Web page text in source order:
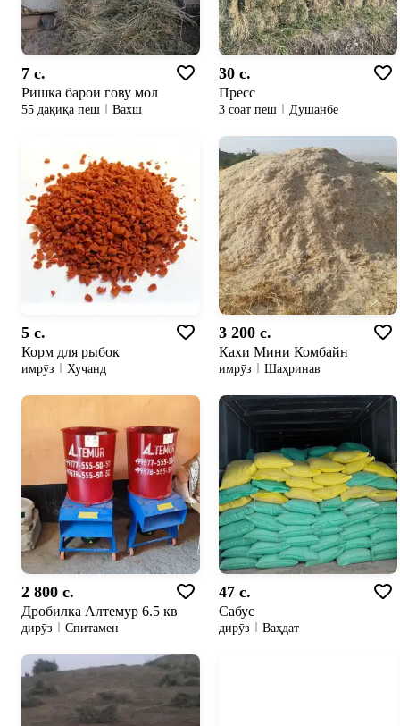
7 c.
Ришка барои гову мол
55 дақиқа пеш Вахш
30 c.
Пресс
3 соат пеш Душанбе
5 c.
Корм для рыбок
имрӯз Хуҷанд
3 200 c.
Кахи Мини Комбайн
имрӯз Шаҳринав
2 800 c.
Дробилка Алтемур 6.5 кв
дирӯз Спитамен
47 c.
Сабус
дирӯз Ваҳдат